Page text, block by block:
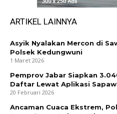
ARTIKEL LAINNYA
Asyik Nyalakan Mercon di
Polsek Kedungwuni
1 Maret 2026
Pemprov Jabar Siapkan
Daftar Lewat Aplikasi
20 Februari 2026
Ancaman Cuaca Ekstrem,